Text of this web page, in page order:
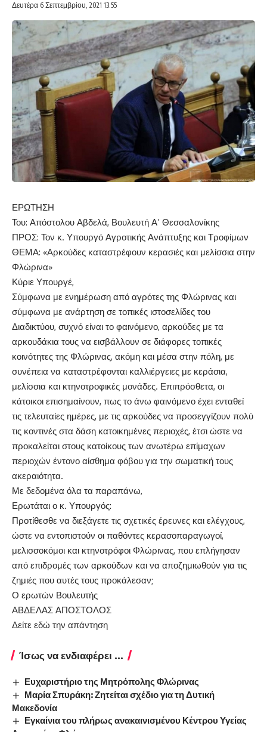
Δευτέρα 6 Σεπτεμβρίου, 2021 13:55
ΕΡΩΤΗΣΗ
Του: Απόστολου Αβδελά, Βουλευτή Α’ Θεσσαλονίκης
ΠΡΟΣ: Τον κ. Υπουργό Αγροτικής Ανάπτυξης και Τροφίμων
ΘΕΜΑ: «Αρκούδες καταστρέφουν κερασιές και μελίσσια στην
Φλώρινα»
Κύριε Υπουργέ,
Σύμφωνα με ενημέρωση από αγρότες της Φλώρινας και
σύμφωνα με ανάρτηση σε τοπικές ιστοσελίδες του
Διαδικτύου, συχνό είναι το φαινόμενο, αρκούδες με τα
αρκουδάκια τους να εισβάλλουν σε διάφορες τοπικές
κοινότητες της Φλώρινας, ακόμη και μέσα στην πόλη, με
συνέπεια να καταστρέφονται καλλιέργειες με κεράσια,
μελίσσια και κτηνοτροφικές μονάδες. Επιπρόσθετα, οι
κάτοικοι επισημαίνουν, πως το άνω φαινόμενο έχει ενταθεί
τις τελευταίες ημέρες, με τις αρκούδες να προσεγγίζουν πολύ
τις κοντινές στα δάση κατοικημένες περιοχές, έτσι ώστε να
προκαλείται στους κατοίκους των ανωτέρω επίμαχων
περιοχών έντονο αίσθημα φόβου για την σωματική τους
ακεραιότητα.
Με δεδομένα όλα τα παραπάνω,
Ερωτάται ο κ. Υπουργός:
Προτίθεσθε να διεξάγετε τις σχετικές έρευνες και ελέγχους,
ώστε να εντοπιστούν οι παθόντες κερασοπαραγωγοί,
μελισσοκόμοι και κτηνοτρόφοι Φλώρινας, που επλήγησαν
από επιδρομές των αρκούδων και να αποζημιωθούν για τις
ζημιές που αυτές τους προκάλεσαν;
Ο ερωτών Βουλευτής
ΑΒΔΕΛΑΣ ΑΠΟΣΤΟΛΟΣ
Δείτε εδώ την απάντηση
Ίσως να ενδιαφέρει ...
Ευχαριστήριο της Μητρόπολης Φλώρινας
Μαρία Σπυράκη: Ζητείται σχέδιο για τη Δυτική
Μακεδονία
Εγκαίνια του πλήρως ανακαινισμένου Κέντρου Υγείας